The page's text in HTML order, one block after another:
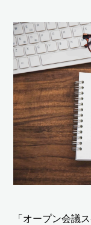
「オープン会議